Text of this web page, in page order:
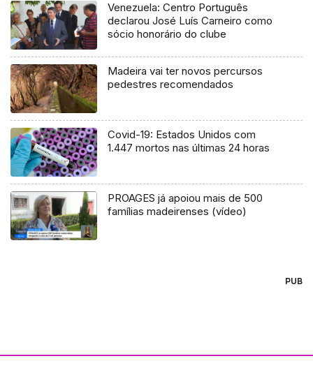
Venezuela: Centro Português
declarou José Luís Carneiro como
sócio honorário do clube
Madeira vai ter novos percursos
pedestres recomendados
Covid-19: Estados Unidos com
1.447 mortos nas últimas 24 horas
PROAGES já apoiou mais de 500
famílias madeirenses (vídeo)
PUB